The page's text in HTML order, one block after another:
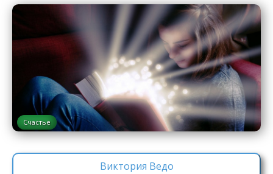
Счастье
Виктория Ведо